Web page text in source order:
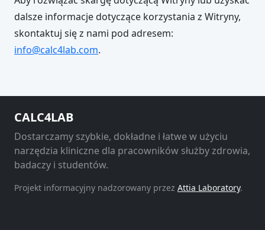
dalsze informacje dotyczące korzystania z Witryny,
skontaktuj się z nami pod adresem:
info@calc4lab.com.
CALC4LAB
Dostarczamy szybkie, dokładne i łatwe w użyciu
narzędzia kliniczne dla pracowników służby zdrowia,
badaczy i studentów.
Projekt informacyjny nadzorowany przez Attia Laboratory.